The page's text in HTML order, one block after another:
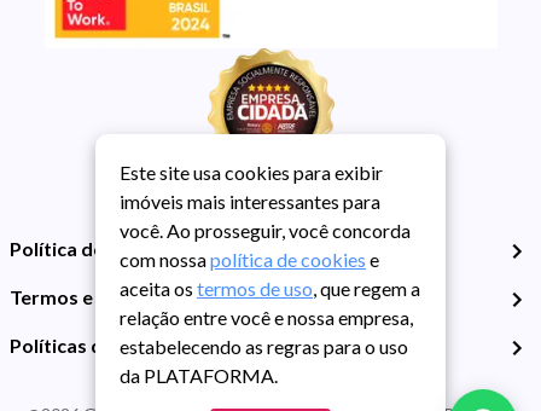
Política de Privacidade
Termos e Condições de Uso
Políticas de Cookies
Este site usa cookies para exibir
imóveis mais interessantes para
você. Ao prosseguir, você concorda
com nossapolítica de cookies e
aceita os termos de uso, que regem a
relação entre você e nossa empresa,
estabelecendo as regras para o uso
da PLATAFORMA.